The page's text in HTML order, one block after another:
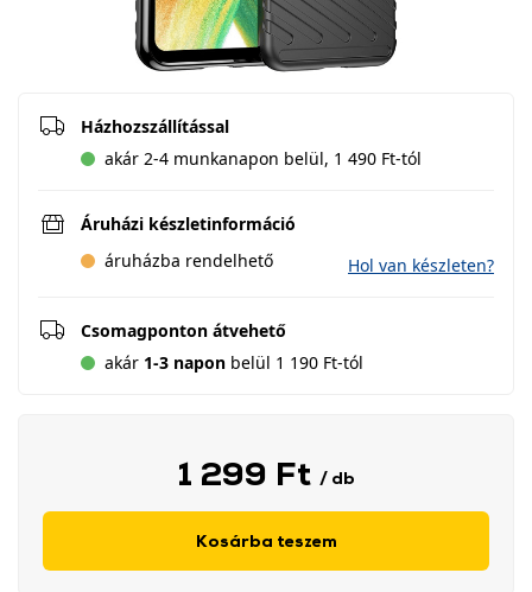
Házhozszállítással
akár 2-4 munkanapon belül, 1 490 Ft-tól
Áruházi készletinformáció
áruházba rendelhető
Hol van készleten?
Csomagponton átvehető
akár 1-3 napon belül 1 190 Ft-tól
1 299 Ft / db
Kosárba teszem